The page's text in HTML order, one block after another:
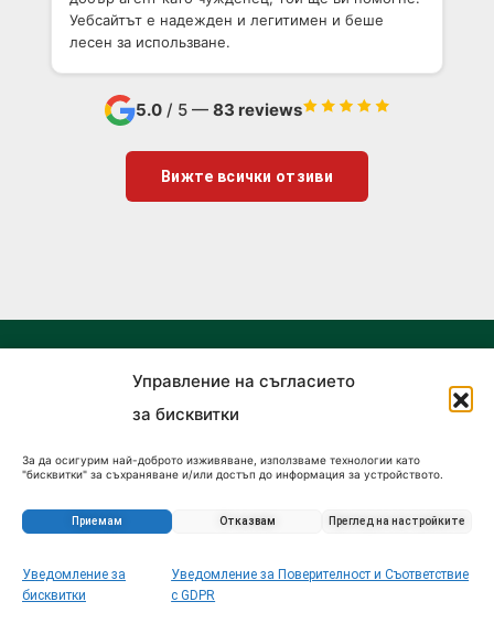
Управление на съгласието
за бисквитки
За да осигурим най-доброто изживяване, използваме технологии като
"бисквитки" за съхраняване и/или достъп до информация за устройството.
Несъгласието или оттеглянето на съгласието може да се отрази
неблагоприятно на определени функции и характеристики.
Приемам Отказвам Преглед на настройките
Уведомление за
бисквитки
Уведомление за Поверителност и Съответствие
с GDPR
Уебсайтът е надежден и легитимен и беше
лесен за использване.
5.0/ 5 — 83 reviews
Вижте всички отзиви
ул. Русалийски Проход 15
Запитване за този имот